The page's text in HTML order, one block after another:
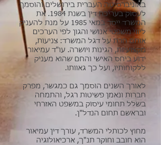
באוניברסיטה העברית בירושלים והוסמך
לעסוק בעריכת דין בשנת 1984. את
המשרד ייסד במאי 1985 על מנת להעניק
ליווי משפטי אנושי והגון לפי הערכים
אותם חרת על דגל המשרד: צניעות,
מקצועיות, הגינות ויושרה. עו"ד עמיאור
ידוע ביחס האישי והחם שהוא מעניק
ללקוחותיו, ועל כך גאוותו.
לאורך השנים הוסמך גם כמגשר, מפרק
חברות ונאמן פשיטות רגל, והתמחה
בשלל תחומי עיסוק במשפט האזרחי
ובראשם תחום הנדל"ן.
מחוץ לכותלי המשרד, עורך דין עמיאור
הוא חובב וחוקר תנ"ך, ארכיאולוגיה